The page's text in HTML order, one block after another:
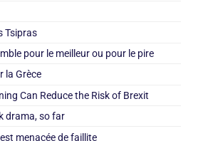
Tsipras
pour le meilleur ou pour le pire
la Grèce
Can Reduce the Risk of Brexit
drama, so far
menacée de faillite